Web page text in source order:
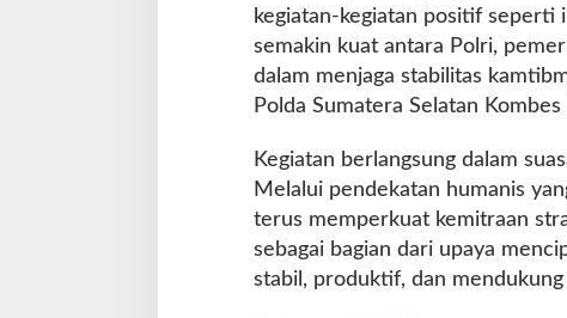
kegiatan-kegiatan positif seperti
semakin kuat antara Polri,
dalam menjaga stabilitas
Polda Sumatera Selatan
Kegiatan berlangsung dalam
Melalui pendekatan humanis
terus memperkuat kemitraan
sebagai bagian dari upaya
stabil, produktif, dan